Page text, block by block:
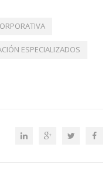
ESPECIALIZADOS